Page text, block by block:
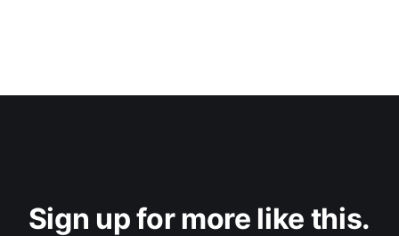
Sign up for more like this.